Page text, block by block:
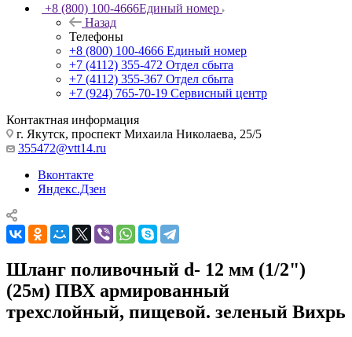
+8 (800) 100-4666Единый номер
Назад
Телефоны
+8 (800) 100-4666 Единый номер
+7 (4112) 355-472 Отдел сбыта
+7 (4112) 355-367 Отдел сбыта
+7 (924) 765-70-19 Сервисный центр
Контактная информация
г. Якутск, проспект Михаила Николаева, 25/5
355472@vtt14.ru
Вконтакте
Яндекс.Дзен
Шланг поливочный d- 12 мм (1/2")
(25м) ПВХ армированный
трехслойный, пищевой. зеленый Вихрь